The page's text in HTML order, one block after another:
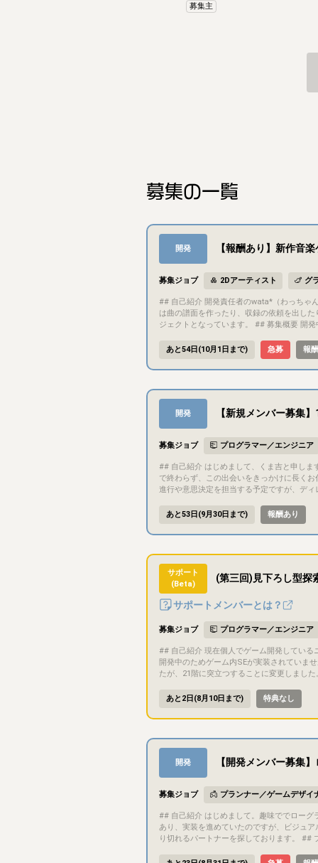
募集主
募集の一覧
開発 【報酬あり】新作音
募集ジョブ 2Dアーティスト グ
## 自己紹介 開発責任者のwata*（わっちゃん）と申します。このゲームの発案者で、基本的には企画・開発のほとんどを自分で行っています。プログラミングも含めて、最初の頃
は曲の譜面を作ったり、収録の依頼を出し
ジェクトとなっています。 ## 募集概要 開発中の音楽ゲーム『8ave. -オクターブ-』のUI/UXデザインの監修/制作をリリースまで継続的にご担当いただける方を募集します。 デザイ
ム 対応機種：PC (Steam) 現在クラウドファンディングを実施しており、開始1週間で支援額100万円(100%)を達成しました。 ## 目的・目標 少人数で制作しているインディー音楽
ゲームですが、クラウドファンディングで目標金額を上回るご支援を頂きました。 皆様からの
ます。 インディーゲームの枠を超えるため、UI/UXのクオリティアップにご助力いただきたいです。 ## ゲーム内容 開発状況やプレイ映像は公式X(旧Twitter)やYoutube、クラウド
s://camp-fire.jp/projects/950910/view ## 担当いただきたい作業 - ゲーム内のUI（楽曲選択画面、インゲーム画面、リザルト画面など）のデザイン作成・改修 - ユーザーの導線や
体験（UX）を考慮した画面レイアウトの設
あと54日(10月1日まで) 急募 報
開発 【新規メンバー募集
募集ジョブ プログラマー／エンジニア
## 自己紹介 はじめまして、くま吉と申します。今回、短期集中で1本形にするプロジェクトを立ち上げようと思い、一緒に作ってくれる方を探しています。できれば今回の1本だけ
で終わらず、この出会いをきっかけに長くお付き合いで
進行や意思決定を担当する予定ですが、デ
ても、気になった方はお気軽にご連絡ください。話してみたら何か生まれるかもしれ
定予定） - プラットフォーム：未定 - 開発
いコンテンツ（ビジュアルノベルやショートストーリーなど）でも構いません ## 目的・目標 遊びご
したうえで、参加メンバー間の共同著作物
を意識して取り組める方だと嬉しいです。 ## ゲーム内容 ジャンル・内容は応募者の得意分野に合わせてこれから決めていくため、現時点で具体的な内容はまだありません。応募い
ただいた方とお話ししながら固めていきます。 ## 担当いただきたい作業 特定の役割は固定していません。以下は自分でカバーできる領域なので、それ以外の得意分野を
はもちろん、被っていても構いません。 - シナリオライター - プランナー/デバッガー - AIを使った画像生成（画像編集はできます） - AIを使ったプログラミング、作曲、合成音声な
ど ## コミュニケーション方法 基本的にDiscordでコミュニケーションを行います ドキュメントや進捗管理にはNotionを利用します 少しでも気になったら、お気軽にメッセージく
うございます、気軽に連絡お待ちしてます!
あと53日(9月30日まで) 報酬あり
サポート
(Beta)
(第三回)見下ろし型探
サポートメンバーとは？
募集ジョブ プログラマー／エンジニア
## 自己紹介 現在個人でゲーム開発しているニジフユといいます。 ## 募集概要 製作中のゲームをゲームクリアまでプレイしてくださる方を募集しています。 ## プロジェクト概要
開発中のためゲーム内SEが実装されていま
たが、21階に突立つすることに変更しまし
ました。 ・ポーズ機能を追加しました。 ・ポーズ中にヒ
箱の配置を大きく変更しました。 ・隠しギミッ
標 steamでの販売。 今回のテストプレイ目的 ゲーム難易度調整。 ## ゲーム内容 攻略情報のないダンジョンを木の棒と魔法弾を駆使して攻略しましょう。 初期アイテムは回復アイ
・挑戦
あと2日(8月10日まで) 特典なし
開発 【開発メンバー募集
募集ジョブ プランナー／ゲームデザイ
## 自己紹介 はじめまして。趣味ででローグライク × オートバトラーゲームを作っている「けい」です。 普段はゲーム会社でエンジニアをやっています。 趣味で作っているゲームが
あり、実装を進めていたのですが、ビジュ
り切れるパートナーを探しております。 ## プロジェクト概要 ジャンル：ソロ用ローグライク・オートバトラー 開発環境：Godot (mono) / C# プラットフォーム：PC / Mobile 添
的には2027年中にリリースすることを目標にしています。 ## 募集概要、担当いただきたい作業 行っていただきたい作業は下記のような作